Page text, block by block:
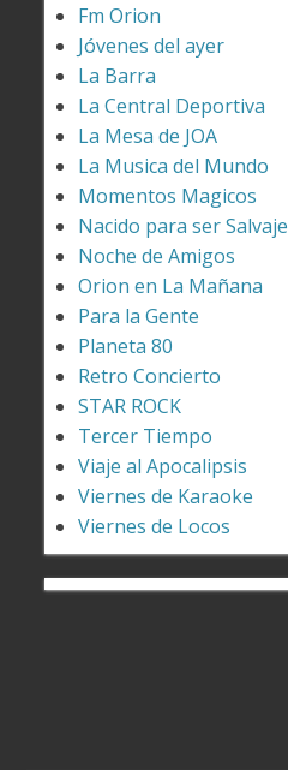
Fm Orion
Jóvenes del ayer
La Barra
La Central Deportiva
La Mesa de JOA
La Musica del Mundo
Momentos Magicos
Nacido para ser Salvaje
Noche de Amigos
Orion en La Mañana
Para la Gente
Planeta 80
Retro Concierto
STAR ROCK
Tercer Tiempo
Viaje al Apocalipsis
Viernes de Karaoke
Viernes de Locos